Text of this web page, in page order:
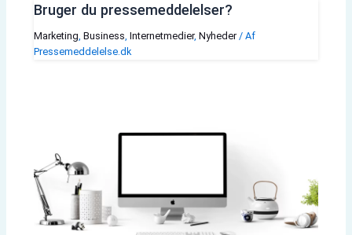
Bruger du pressemeddelelser?
Marketing, Business, Internetmedier, Nyheder/ Af
Pressemeddelelse.dk